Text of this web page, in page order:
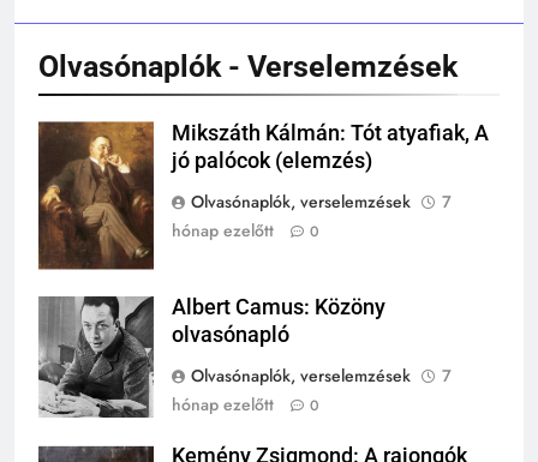
Olvasónaplók - Verselemzések
Mikszáth
Kálmán
Mikszáth Kálmán: Tót atyafiak, A
jó palócok (elemzés)
Olvasónaplók, verselemzések
7
hónap ezelőtt
0
Albert Camus
Albert Camus: Közöny
olvasónapló
Olvasónaplók, verselemzések
7
hónap ezelőtt
0
Kemény
Kemény Zsigmond: A rajongók
KI TALÁLTA FEL
TÖRTÉNELEM ÉRDEKESSÉGEK
242
Kik voltak a három királyok?
TÖRTÉNELEM ÉRDEKESSÉGEK
A középkor titkai: Mi rejtőzött a
várak falai mögött?
TÖRTÉNELEM ÉRDEKESSÉGEK
Mikor volt a római birodalom